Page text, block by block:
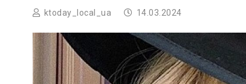
ktoday_local_ua 14.03.2024